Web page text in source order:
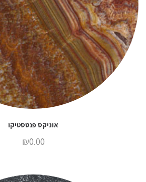
אוניקס פנטסטיקו
₪0.00